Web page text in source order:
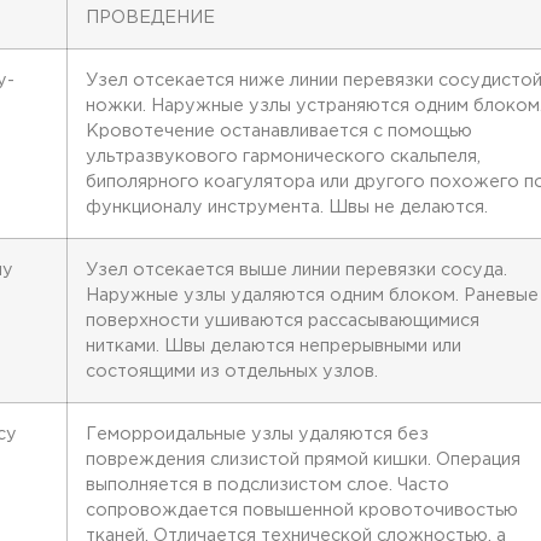
ПРОВЕДЕНИЕ
Узел отсекается ниже линии перевязки сосудистой
ножки. Наружные узлы устраняются одним
Кровотечение останавливается с помощью
ультразвукового гармонического скальпеля,
биполярного коагулятора или другого похожего
функционалу инструмента. Швы не делаются.
Узел отсекается выше линии перевязки сосуда.
Наружные узлы удаляются одним блоком. Раневые
поверхности ушиваются рассасывающимися
нитками. Швы делаются непрерывными или
состоящими из отдельных узлов.
Геморроидальные узлы удаляются без
повреждения слизистой прямой кишки. Операция
выполняется в подслизистом слое. Часто
сопровождается повышенной кровоточивостью
тканей. Отличается технической сложностью, а